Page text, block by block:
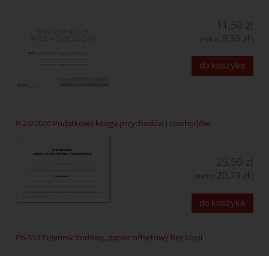
(netto: 9,35 zł )
do koszyka
P-2a/2026 Podatkowa księga przychodów i rozchodów,
(netto: 20,73 zł )
do koszyka
Pb-51d Dziennik budowy, papier offsetowy bez kopii